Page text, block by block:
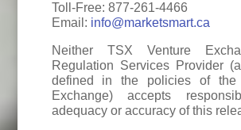
Toll-Free: 877-261-4466
Email: info@marketsmart.ca
Neither TSX Venture
Regulation Services Provider
defined in the policies of the
Exchange) accepts
adequacy or accuracy of this